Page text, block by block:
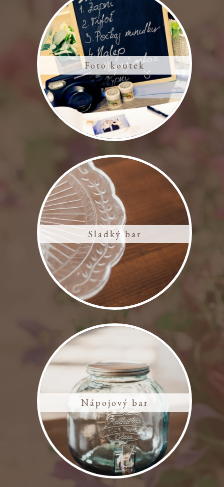
Foto koutek
Sladký bar
Nápojový bar